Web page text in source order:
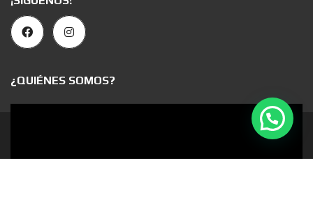
¿QUIÉNES SOMOS?